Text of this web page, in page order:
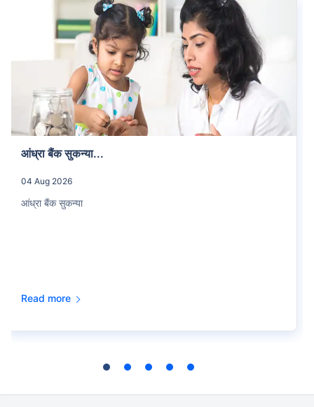
आंध्रा बैंक सुकन्या...
04 Aug 2026
आंध्रा बैंक सुकन्या
Read more